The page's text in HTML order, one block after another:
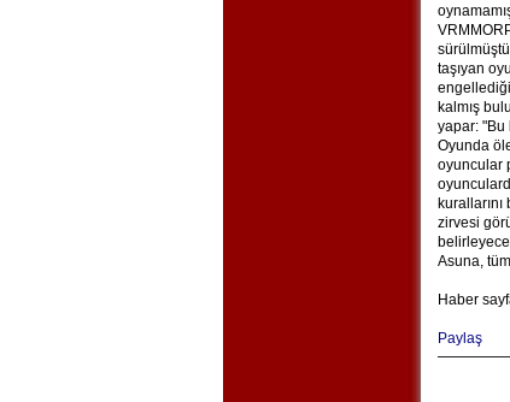
taşıyan
kalmış
yapar: "Bu
Oyunda
oyuncular
zirvesi
Asuna,
Haber
Paylaş